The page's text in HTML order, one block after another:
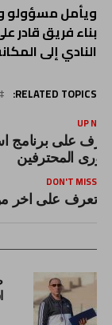
ويأمل مسؤولو
بناء فريق قادر
النادي إلى
RELATED TOPICS:
UP
على برنامج
المحترفين
DON'T MISS
تعرف على اخر